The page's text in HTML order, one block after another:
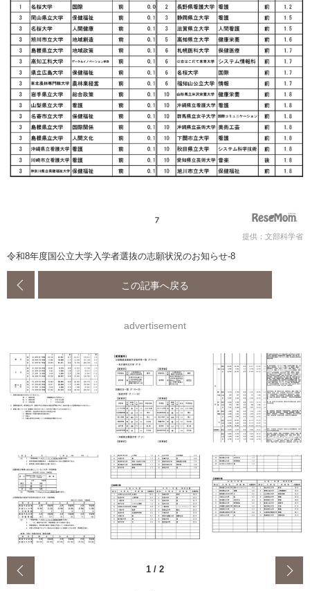
提供：文部科学省
令和8年度国公立大学入学者選抜の志願状況のお知らせ-8
この記事へ戻る
advertisement
1 / 2